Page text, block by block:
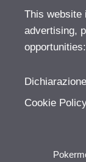
This website
advertising,
opportunities:
Cookie